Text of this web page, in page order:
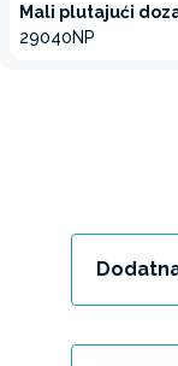
Mali plutajući
29040NP